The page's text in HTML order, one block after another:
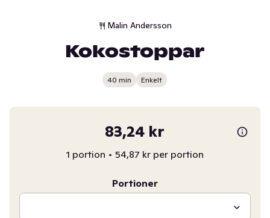
Malin Andersson
Kokostoppar
40 min Enkelt
83,24 kr
1 portion • 54,87 kr per portion
Portioner